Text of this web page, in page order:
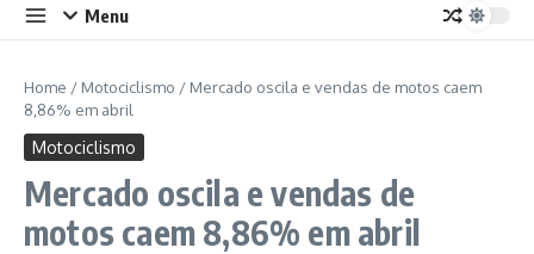
Menu
Home / Motociclismo / Mercado oscila e vendas de motos caem
8,86% em abril
Motociclismo
Mercado oscila e vendas de
motos caem 8,86% em abril